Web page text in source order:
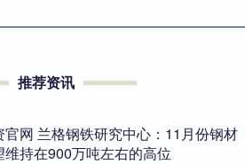
推荐资讯
官网 兰格钢铁研究中心：11月份钢材
维持在900万吨左右的高位